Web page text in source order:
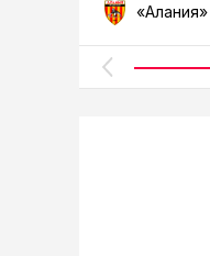
«Алания»